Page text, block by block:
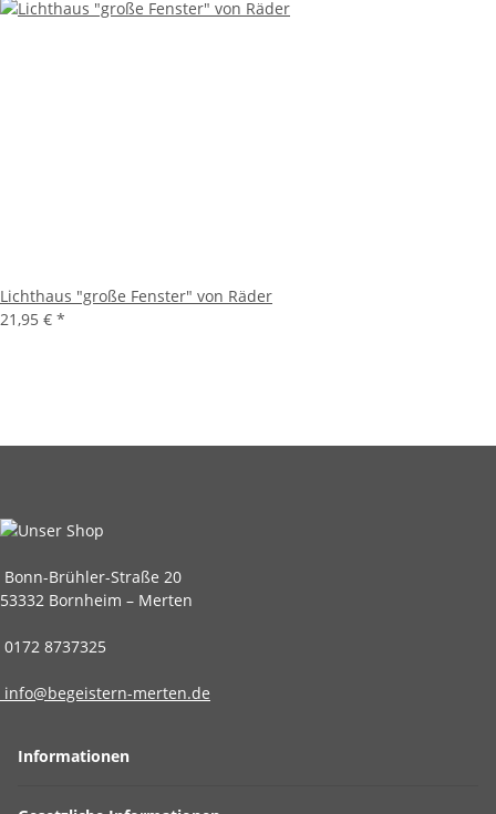
Lichthaus "große Fenster" von Räder
21,95 € *
Bonn-Brühler-Straße 20
53332 Bornheim – Merten
0172 8737325
info@begeistern-merten.de
Informationen